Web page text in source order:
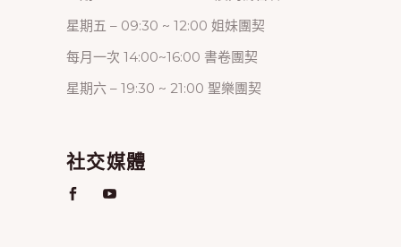
星期五 – 09:30 ~ 12:00 姐妹團契
每月一次 14:00~16:00 書卷團契
星期六 – 19:30 ~ 21:00 聖樂團契
社交媒體